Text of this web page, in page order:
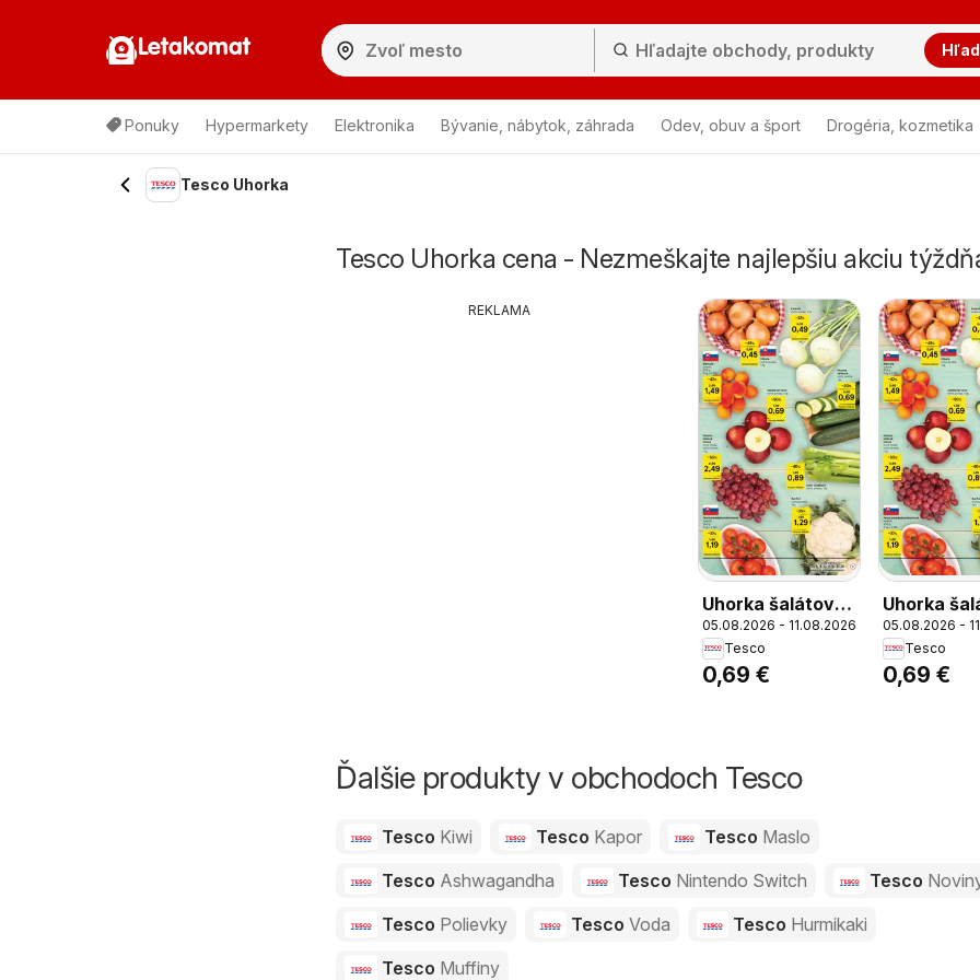
Letakomat
Ponuky Hypermarkety Elektronika Bývanie, nábytok, záhrada Odev, obuv a šport Drogéria, kozmetika
Tesco Uhorka
Tesco Uhorka cena - Nezmeškajte najlepšiu akciu
REKLAMA
Uhorka šalátová,
Uhorka šalátová
voľný predaj, 1 ks
05.08.2026 - 11.08.2026
Tesco
0,69 €
Uhorka
Uhorka
voľný
05.08.2026 -
Tesco
0,69 €
Ďalšie produkty v obchodoch Tesco
Tesco Kiwi Tesco Kapor Tesco Maslo
Tesco Ashwagandha Tesco Nintendo Switch Tesco
Tesco Polievky Tesco Voda Tesco Hurmikaki
Tesco Muffiny